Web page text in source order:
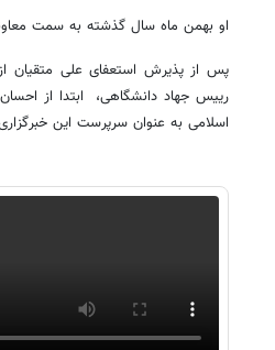
او بهمن ماه سال گذشته به سمت
پس از پذیرش استعفای علی متقیان
رییس جهاد دانشگاهی، ابتدا از
اسلامی به عنوان سرپرست این